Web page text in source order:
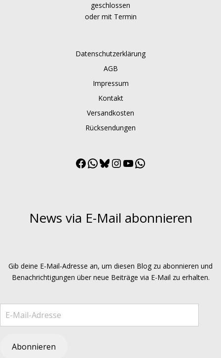
geschlossen
oder mit Termin
Datenschutzerklärung
AGB
Impressum
Kontakt
Versandkosten
Rücksendungen
Facebook
WhatsApp
BlueskyInstagram
YouTube
News via E-Mail abonnieren
Gib deine E-Mail-Adresse an, um diesen Blog zu abonnieren und
Benachrichtigungen über neue Beiträge via E-Mail zu erhalten.
E-Mail-Adresse
Abonnieren